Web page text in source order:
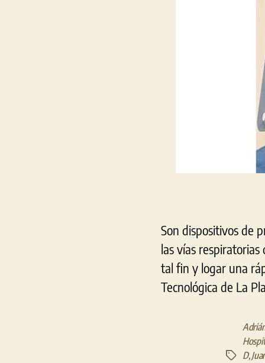
Son dispositivos de
las vías respiratorias
tal fin y logar una
Tecnológica de La
Etiquetas
D,